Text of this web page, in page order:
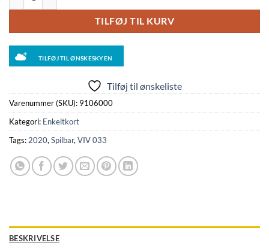
TILFØJ TIL KURV
TILFØJ TIL ØNSKESKYEN
Tilføj til ønskeliste
Varenummer (SKU): 9106000
Kategori: Enkeltkort
Tags: 2020, Spilbar, VIV 033
BESKRIVELSE